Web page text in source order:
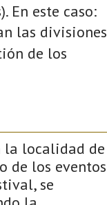
En este caso:
las divisiones
de los
la localidad de
de los eventos
se